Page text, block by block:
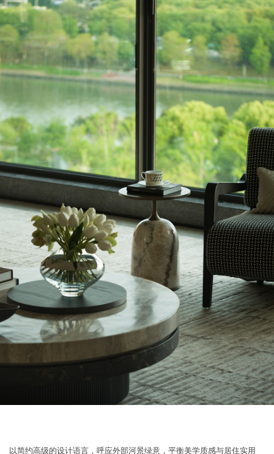
以简约高级的设计语言，呼应外部河景绿意，平衡美学质感与居住实用